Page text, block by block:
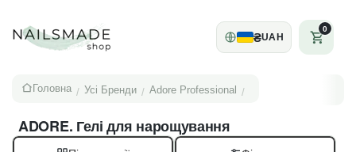
₴UAH
0
Головна / Усі Бренди / Adore Professional /
ADORE. Гелі для нарощування